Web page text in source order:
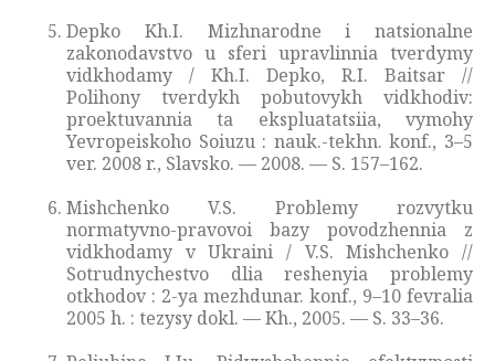
Depko Kh.I. Mizhnarodne i natsionalne
zakonodavstvo u sferi upravlinnia tverdymy
vidkhodamy / Kh.I. Depko, R.I. Baitsar //
Polihony tverdykh pobutovykh vidkhodiv:
proektuvannia ta ekspluatatsiia, vymohy
Yevropeiskoho Soiuzu : nauk.-tekhn. konf., 3–5
ver. 2008 r., Slavsko. — 2008. — S. 157–162.
Mishchenko V.S. Problemy rozvytku
normatyvno-pravovoi bazy povodzhennia z
vidkhodamy v Ukraini / V.S. Mishchenko //
Sotrudnychestvo dlia reshenyia problemy
otkhodov : 2-ya mezhdunar. konf., 9–10 fevralia
2005 h. : tezysy dokl. — Kh., 2005. — S. 33–36.